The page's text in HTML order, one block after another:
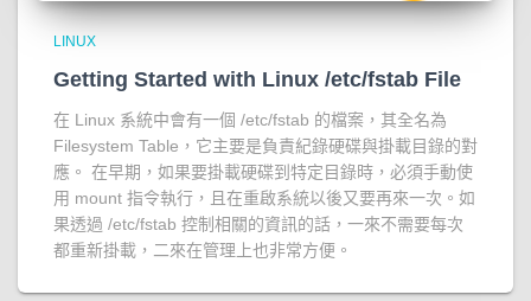
LINUX
Getting Started with Linux /etc/fstab File
在 Linux 系統中會有一個 /etc/fstab 的檔案，其全名為
Filesystem Table，它主要是負責紀錄硬碟與掛載目錄的對
應。 在早期，如果要掛載硬碟到特定目錄時，必須手動使
用 mount 指令執行，且在重啟系統以後又要再來一次。如
果透過 /etc/fstab 控制相關的資訊的話，一來不需要每次
都重新掛載，二來在管理上也非常方便。